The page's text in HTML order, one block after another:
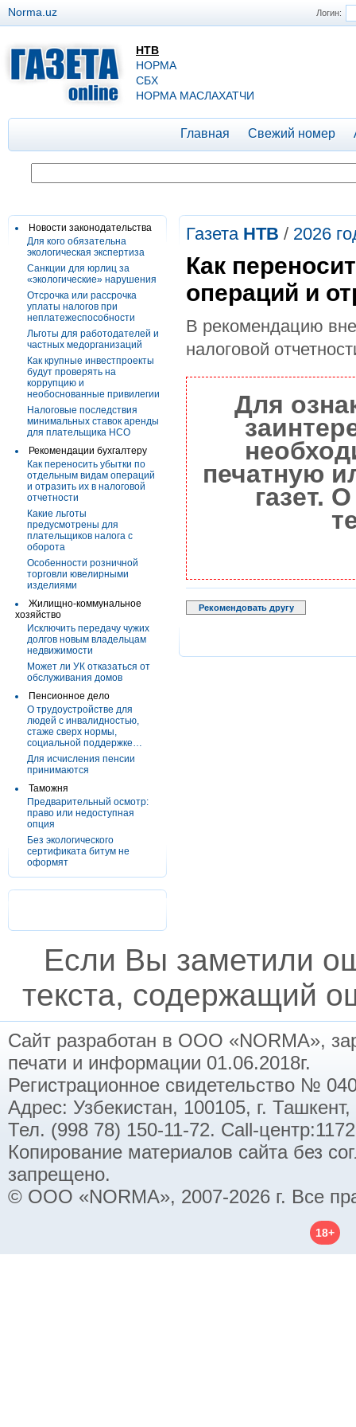
Логин:
Norma.uz
НТВ
НОРМА
СБХ
НОРМА МАСЛАХАТЧИ
Главная Свежий номер
Новости законодательства
Для кого обязательна
экологическая экспертиза
Санкции для юрлиц за
«экологические» нарушения
Отсрочка или рассрочка
уплаты налогов при
неплатежеспособности
Льготы для работодателей и
частных медорганизаций
Как крупные инвестпроекты
будут проверять на
коррупцию и
необоснованные привилегии
Налоговые последствия
минимальных ставок аренды
для плательщика НСО
Рекомендации бухгалтеру
Как переносить убытки по
отдельным видам операций
и отразить их в налоговой
отчетности
Какие льготы
предусмотрены для
плательщиков налога с
оборота
Особенности розничной
торговли ювелирными
изделиями
Жилищно-коммунальное
хозяйство
Исключить передачу чужих
долгов новым владельцам
недвижимости
Может ли УК отказаться от
обслуживания домов
Пенсионное дело
О трудоустройстве для
людей с инвалидностью,
стаже сверх нормы,
социальной поддержке…
Для исчисления пенсии
принимаются
Таможня
Предварительный осмотр:
право или недоступная
опция
Без экологического
сертификата битум не
оформят
Газета НТВ / 2026
Как
операций и
В рекомендацию
налоговой
Для
печатную
газет.
Рекомендовать другу
Если Вы заметили
текста, содержащий
Сайт разработан в ООО «NORMA»,
печати и информации 01.06.2018г.
Регистрационное свидетельство №
Адрес: Узбекистан, 100105, г.
Тел. (998 78) 150-11-72. Call-
Копирование материалов сайта без
запрещено.
© ООО «NORMA», 2007-2026 г. Все
18+